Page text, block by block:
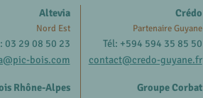
Altevia
Nord Est
03 29 08 50 23
bois.com
Rhône-Alpes
Crédo
Partenaire Guyane
Tél: +594 594 35 85 50
contact@credo-guyane.fr
Groupe Corbat